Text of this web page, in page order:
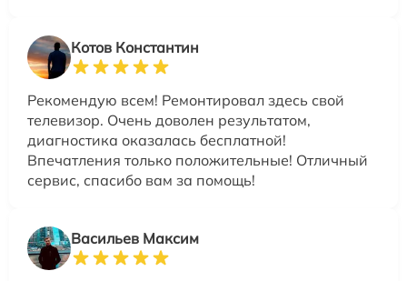
Котов Константин
Рекомендую всем! Ремонтировал здесь свой
телевизор. Очень доволен результатом,
диагностика оказалась бесплатной!
Впечатления только положительные! Отличный
сервис, спасибо вам за помощь!
Васильев Максим